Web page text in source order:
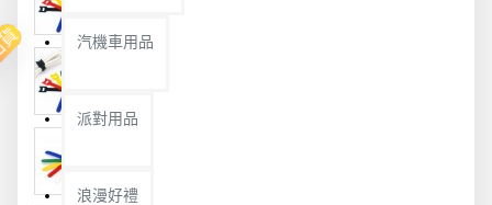
汽機車用品
派對用品
浪漫好禮